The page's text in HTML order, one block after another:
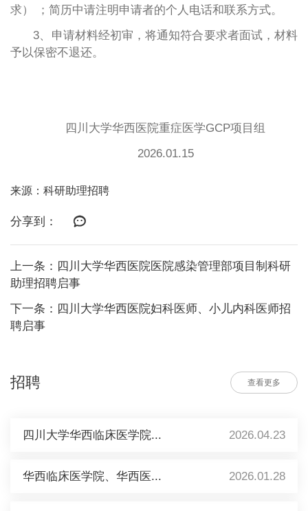
求） ；简历中请注明申请者的个人电话和联系方式。
3、申请材料经初审，将通知符合要求者面试，材料
予以保密不退还。
四川大学华西医院重症医学GCP项目组
2026.01.15
来源：科研助理招聘
分享到：
上一条：四川大学华西医院医院感染管理部项目制科研
助理招聘启事
下一条：四川大学华西医院妇科医师、小儿内科医师招
聘启事
招聘 查看更多
四川大学华西临床医学院... 2026.04.23
华西临床医学院、华西医... 2026.01.28